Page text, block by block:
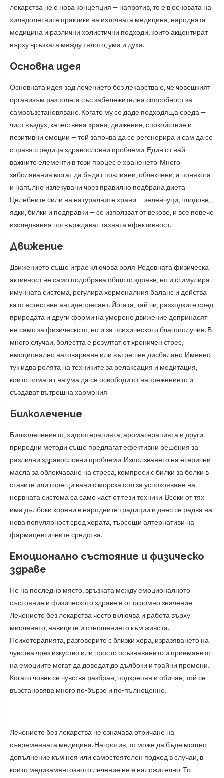
лекарства не е нова концепция — напротив, то е в основата на
хилядолетните практики на източната медицина, народната
медицина и различни холистични подходи, които акцентират
върху връзката между тялото, ума и духа.
Основна идея
Основната идея зад лечението без лекарства е, че човешкият
организъм разполага със забележителна способност за
самовъзстановяване. Когато му се даде подходяща среда —
чист въздух, качествена храна, движение, спокойствие и
позитивни емоции — той започва да се регенерира и сам да се
справя с редица здравословни проблеми. Един от най-
важните елементи в този процес е храненето. Много
заболявания могат да бъдат повлияни, облекчени, а понякога
и напълно излекувани чрез правилно подбрана диета.
Целебните сили на натуралните храни — зеленчуци, плодове,
ядки, билки и подправки — се използват от векове, и все повече
изследвания потвърждават тяхната ефективност.
Движение
Движението също играе ключова роля. Редовната физическа
активност не само подобрява общото здраве, но и стимулира
имунната система, регулира хормоналния баланс и действа
като естествен антидепресант. Йогата, тай чи, разходките сред
природата и други форми на умерено движение допринасят
не само за физическото, но и за психическото благополучие. В
много случаи, болестта е резултат от хроничен стрес,
емоционално натоварване или вътрешен дисбаланс. Именно
тук идва ролята на техниките за релаксация и медитация,
които помагат на ума да се освободи от напрежението и
създават вътрешна хармония.
Билколечение
Билколечението, хидротерапията, ароматерапията и други
природни методи също предлагат ефективни решения за
различни здравословни проблеми. Използването на етерични
масла за облекчаване на стреса, компреси с билки за болки в
ставите или горещи вани с морска сол за успокояване на
нервната система са само част от тези техники. Всеки от тях
има дълбоки корени в народните традиции и днес се радва на
нова популярност сред хората, търсещи алтернативи на
фармацевтичните средства.
Емоционално състояние и физическо
здраве
Не на последно място, връзката между емоционалното
състояние и физическото здраве е от огромно значение.
Лечението без лекарства често включва и работа върху
мисленето, навиците и отношението към живота.
Психотерапията, разговорите с близки хора, изразяването на
чувства чрез изкуство или просто осъзнаването и приемането
на емоциите могат да доведат до дълбоки и трайни промени.
Когато човек се чувства разбран, подкрепян и обичан, той се
възстановява много по-бързо и по-пълноценно.
Лечението без лекарства не означава отричане на
съвременната медицина. Напротив, то може да бъде мощно
допълнение към нея или самостоятелен подход в случаи, в
които медикаментозното лечение не е наложително. То